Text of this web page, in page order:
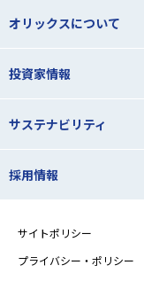
オリックスについて
投資家情報
サステナビリティ
採用情報
サイトポリシー
プライバシー・ポリシー